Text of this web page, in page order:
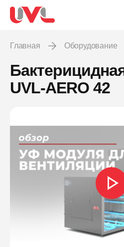
Главная Оборудование
UVL-AERO 42